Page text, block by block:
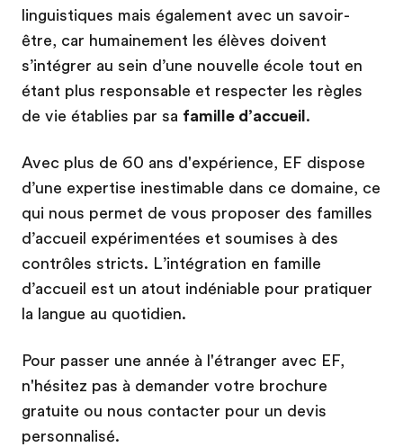
linguistiques mais également avec un savoir-
être, car humainement les élèves doivent
s’intégrer au sein d’une nouvelle école tout en
étant plus responsable et respecter les règles
de vie établies par sa famille d’accueil.
Avec plus de 60 ans d'expérience, EF dispose
d’une expertise inestimable dans ce domaine, ce
qui nous permet de vous proposer des familles
d’accueil expérimentées et soumises à des
contrôles stricts. L’intégration en famille
d’accueil est un atout indéniable pour pratiquer
la langue au quotidien.
Pour passer une année à l'étranger avec EF,
n'hésitez pas à demander votre brochure
gratuite ou nous contacter pour un devis
personnalisé.